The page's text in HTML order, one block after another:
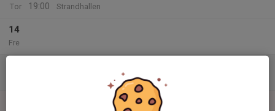
Tor
19:00
Strandhallen
14
Fre